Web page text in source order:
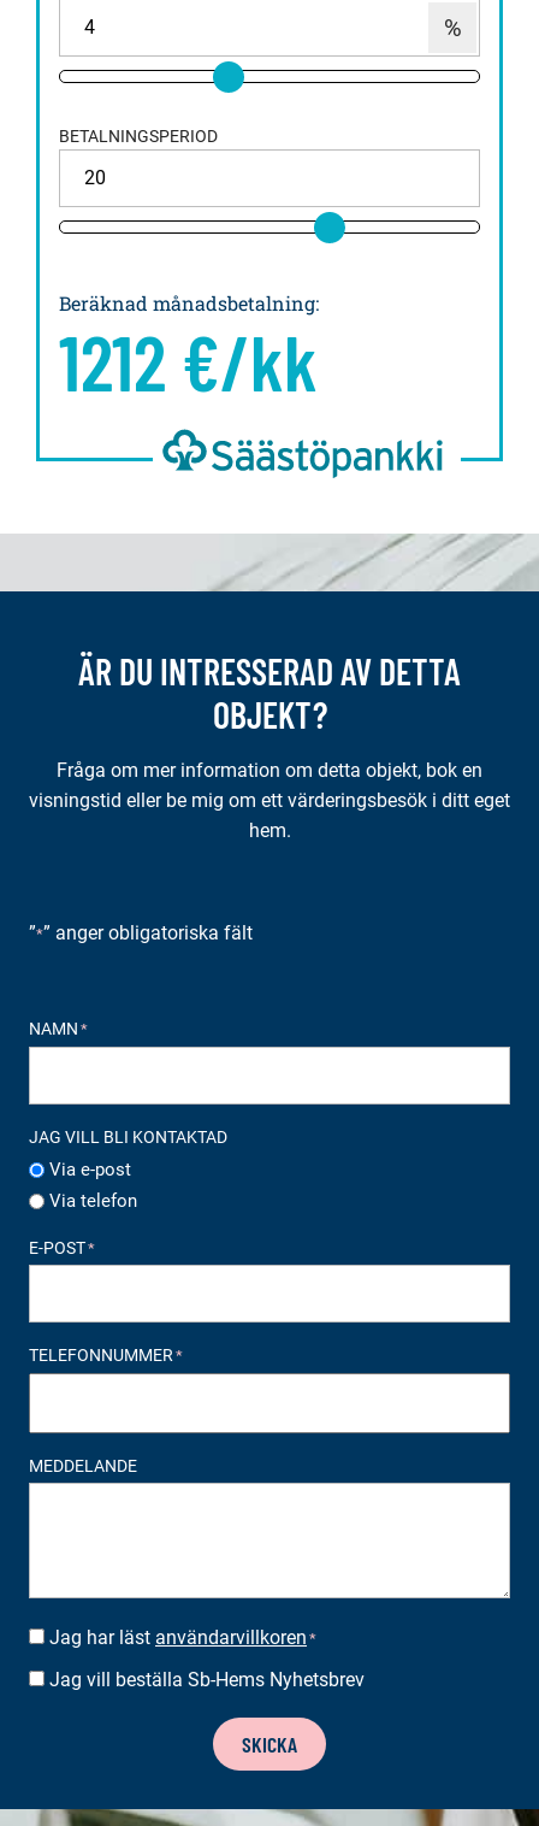
BETALNINGSPERIOD
Beräknad månadsbetalning:
1212 €/kk
ÄR DU INTRESSERAD AV DETTA
OBJEKT?
Fråga om mer information om detta objekt, bok en
visningstid eller be mig om ett värderingsbesök i ditt eget
hem.
”*” anger obligatoriska fält
NAMN *
JAG VILL BLI KONTAKTAD
Via e-post
Via telefon
E-POST*
TELEFONNUMMER*
MEDDELANDE
SUOSTUMUS *
Jag har läst användarvillkoren *
BESTÄLLA
Jag vill beställa Sb-Hems Nyhetsbrev
SKICKA